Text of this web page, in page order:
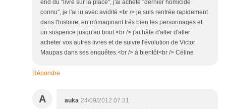
end du "livre sur la place", j'ai acheté "dernier homicide
connu", je l'ai lu avec avidité.<br /> je suis rentrée rapidement
dans l'histoire, en m'imaginant trés bien les personnages et
un suspence jusqu'au bout.<br /> j'ai hâte d'aller d'aller
acheter vos autres livres et de suivre l'évolution de Victor
Maupas dans ses enquêtes.<br /> à bientôt<br /> Céline
Répondre
A auka 24/09/2012 07:31